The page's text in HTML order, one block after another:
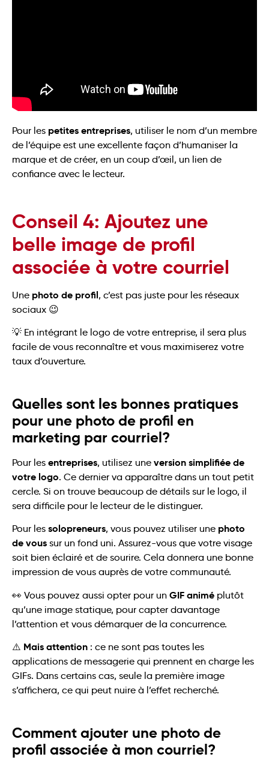
Pour les petites entreprises, utiliser le nom d’un membre
de l’équipe est une excellente façon d’humaniser la
marque et de créer, en un coup d’œil, un lien de
confiance avec le lecteur.
Conseil 4: Ajoutez une
belle image de profil
associée à votre courriel
Une photo de profil, c’est pas juste pour les réseaux
sociaux 😉
💡 En intégrant le logo de votre entreprise, il sera plus
facile de vous reconnaître et vous maximiserez votre
taux d’ouverture.
Quelles sont les bonnes pratiques
pour une photo de profil en
marketing par courriel?
Pour les entreprises, utilisez une version simplifiée de
votre logo. Ce dernier va apparaître dans un tout petit
cercle. Si on trouve beaucoup de détails sur le logo, il
sera difficile pour le lecteur de le distinguer.
Pour les solopreneurs, vous pouvez utiliser une photo
de vous sur un fond uni. Assurez-vous que votre visage
soit bien éclairé et de sourire. Cela donnera une bonne
impression de vous auprès de votre communauté.
👀 Vous pouvez aussi opter pour un GIF animé plutôt
qu’une image statique, pour capter davantage
l’attention et vous démarquer de la concurrence.
⚠️ Mais attention : ce ne sont pas toutes les
applications de messagerie qui prennent en charge les
GIFs. Dans certains cas, seule la première image
s’affichera, ce qui peut nuire à l’effet recherché.
Comment ajouter une photo de
profil associée à mon courriel?